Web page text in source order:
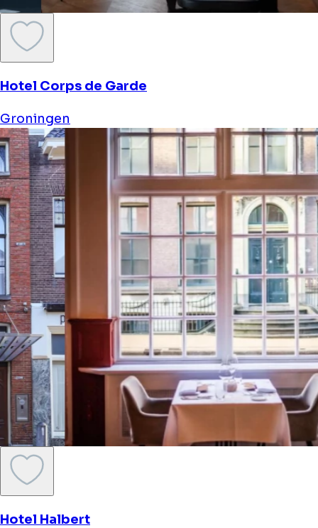
Hotel Corps de Garde
Groningen
Hotel Halbert